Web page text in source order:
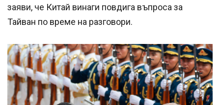
заяви, че Китай винаги повдига въпроса за
Тайван по време на разговори.